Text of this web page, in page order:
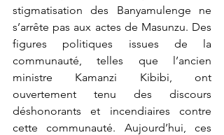
stigmatisation des Banyamulenge ne
s’arrête pas aux actes de Masunzu. Des
figures politiques issues de la
communauté, telles que l’ancien
ministre Kamanzi Kibibi, ont
ouvertement tenu des discours
déshonorants et incendiaires contre
cette communauté. Aujourd’hui, ces